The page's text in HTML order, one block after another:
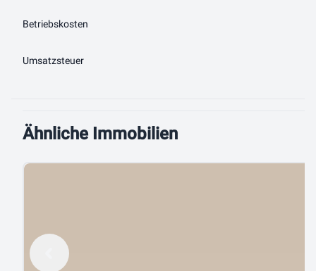
Betriebskosten
Umsatzsteuer
Ähnliche Immobilien